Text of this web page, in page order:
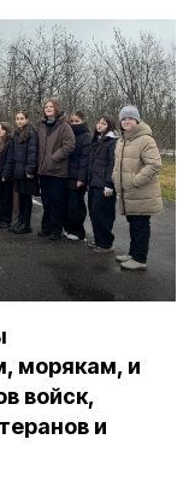
морякам, и
войск,
и